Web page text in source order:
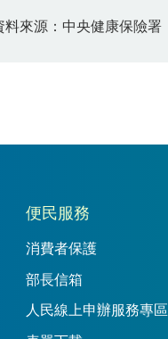
料來源：中央健康保險署
便民服務
消費者保護
部長信箱
人民線上申辦服務專區